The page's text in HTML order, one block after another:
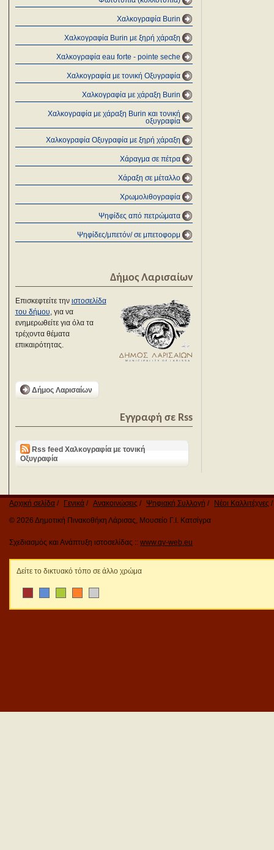
Χαλκογραφία Burin
Χαλκογραφία Burin με ξηρή χάραξη
Χαλκογραφία eau forte - pointe seche
Χαλκογραφία με τονική Οξυγραφία
Χαλκογραφία με χάραξη Burin
Χαλκογραφία με χάραξη Burin και τονική
οξυγραφία
Χαλκογραφία Οξυγραφία με ξηρή χάραξη
Χάραγμα σε πέτρα
Χάραξη σε μέταλλο
Χρωμολιθογραφία
Ψηφίδες από πετρώματα
Ψηφίδες/μπετόν/ σε μπετοφορμ
Δήμος Λαρισαίων
Επισκεφτείτε την ιστοσελίδα
του δήμου, για να
ενημερωθείτε για όλα τα
τρέχοντα θέματα
επικαιρότητας.
Δήμος Λαρισαίων
Εγγραφή σε Rss
Rss feed Χαλκογραφία με τονική
Οξυγραφία
Αρχική σελίδα Γενικά Ανακοινώσεις Ψηφιακή Συλλογή
Νέοι Καλλιτέχνες
© 2026 Δημοτική Πινακοθήκη Λάρισας, Μουσείο Γ.Ι. Κατσίγρα
Σχεδιασμός και Ανάπτυξη ιστοσελίδας :: www.qv-web.eu
Δείτε το δικτυακό τόπο σε άλλο χρώμα